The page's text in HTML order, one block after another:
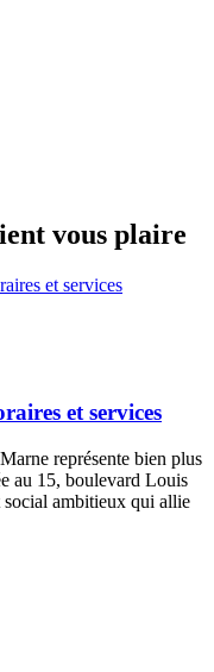
vous plaire
et services
représente bien plus
au 15, boulevard Louis
ambitieux qui allie